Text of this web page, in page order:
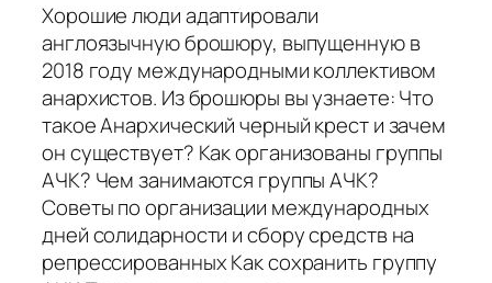
Хорошие люди адаптировали
англоязычную брошюру, выпущенную в
2018 году международными коллективом
анархистов. Из брошюры вы узнаете: Что
такое Анархический черный крест и зачем
он существует? Как организованы группы
АЧК? Чем занимаются группы АЧК?
Советы по организации международных
дней солидарности и сбору средств на
репрессированных Как сохранить группу